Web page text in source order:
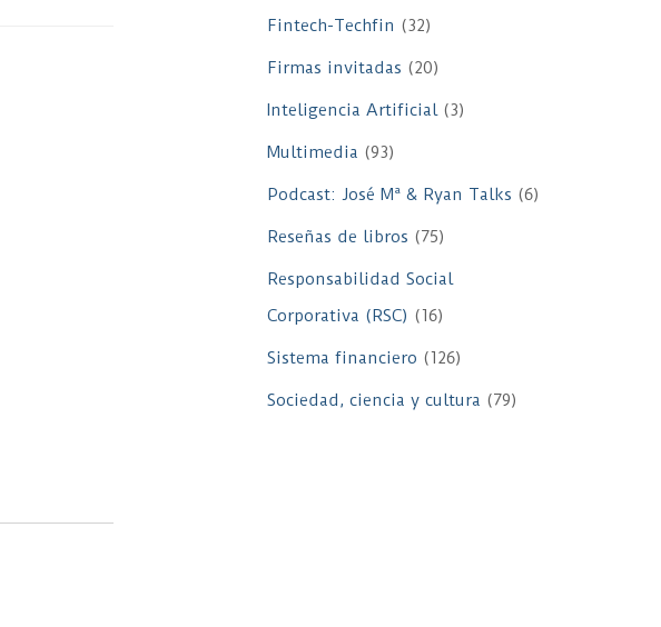
Fintech-Techfin (32)
Firmas invitadas (20)
Inteligencia Artificial(3)
Multimedia (93)
Podcast: José Mª & Ryan Talks (6)
Reseñas de libros (75)
Responsabilidad Social
Corporativa (RSC) (16)
Sistema financiero (126)
Sociedad, ciencia y cultura (79)